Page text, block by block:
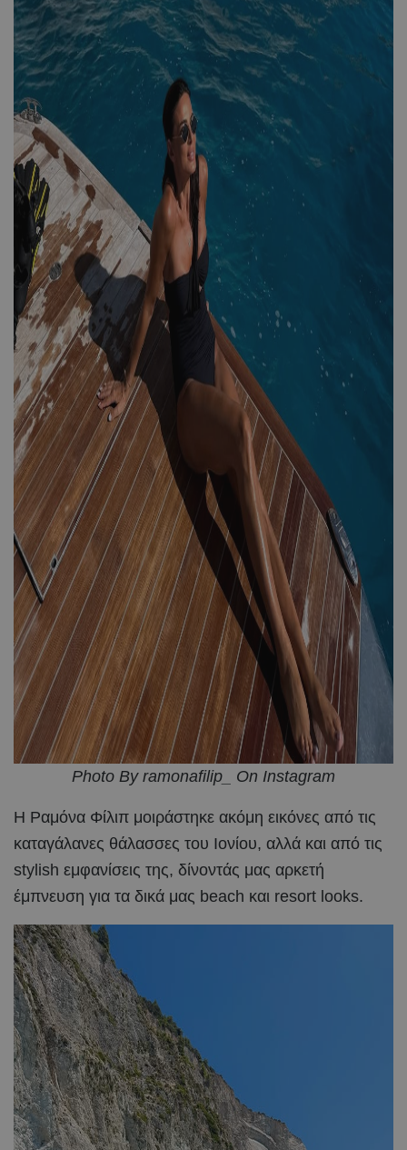
Photo By ramonafilip_ On Instagram
Η Ραμόνα Φίλιπ μοιράστηκε ακόμη εικόνες από τις
καταγάλανες θάλασσες του Ιονίου, αλλά και από τις
stylish εμφανίσεις της, δίνοντάς μας αρκετή
έμπνευση για τα δικά μας beach και resort looks.